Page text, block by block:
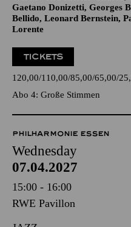
Gaetano Donizetti, Georges
Bellido, Leonard Bernstein,
Lorente
TICKETS
120,00 110,00 85,00 65,00
Abo 4: Große Stimmen
PHILHARMONIE ESSEN
Wednesday
07.04.2027
15:00 - 16:00
RWE Pavillon